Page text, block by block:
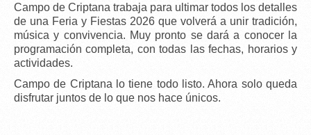
Campo de Criptana trabaja para ultimar todos los detalles
de una Feria y Fiestas 2026 que volverá a unir tradición,
música y convivencia. Muy pronto se dará a conocer la
programación completa, con todas las fechas, horarios y
actividades.
Campo de Criptana lo tiene todo listo. Ahora solo queda
disfrutar juntos de lo que nos hace únicos.